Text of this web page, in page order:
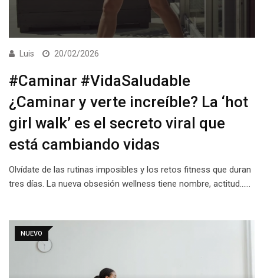
Luis 20/02/2026
#Caminar #VidaSaludable
¿Caminar y verte increíble? La ‘hot
girl walk’ es el secreto viral que
está cambiando vidas
Olvídate de las rutinas imposibles y los retos fitness que duran
tres días. La nueva obsesión wellness tiene nombre, actitud……
NUEVO